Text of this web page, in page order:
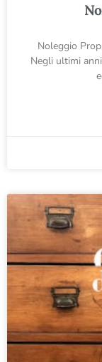
Noleggio
Negli ultimi